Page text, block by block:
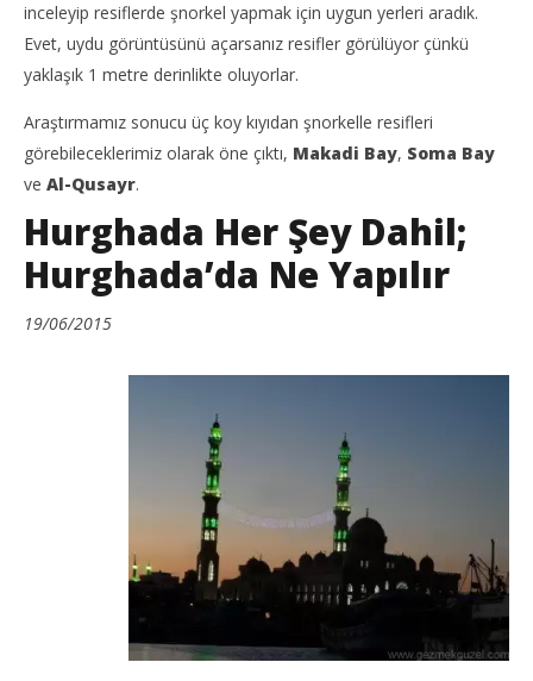
inceleyip resiflerde şnorkel yapmak için uygun yerleri aradık.
Evet, uydu görüntüsünü açarsanız resifler görülüyor çünkü
yaklaşık 1 metre derinlikte oluyorlar.
Araştırmamız sonucu üç koy kıyıdan şnorkelle resifleri
görebileceklerimiz olarak öne çıktı, Makadi Bay, Soma Bay
ve Al-Qusayr.
Hurghada Her Şey Dahil;
Hurghada’da Ne Yapılır
19/06/2015